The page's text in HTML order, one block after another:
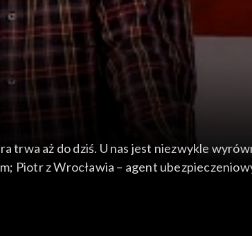
aż do dziś. U nas jest niezwykle
Piotr z Wrocławia – agent